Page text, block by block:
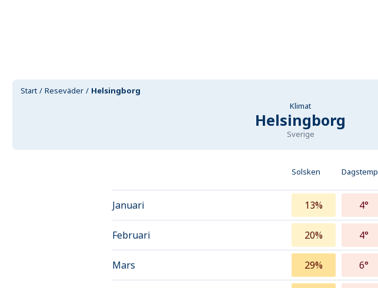
Start Reseväder
Helsingborg
Klimat
Helsingborg
Sverige
Solsken Dagstemp
Januari 13% 4°
Februari 20% 4°
Mars 29% 6°